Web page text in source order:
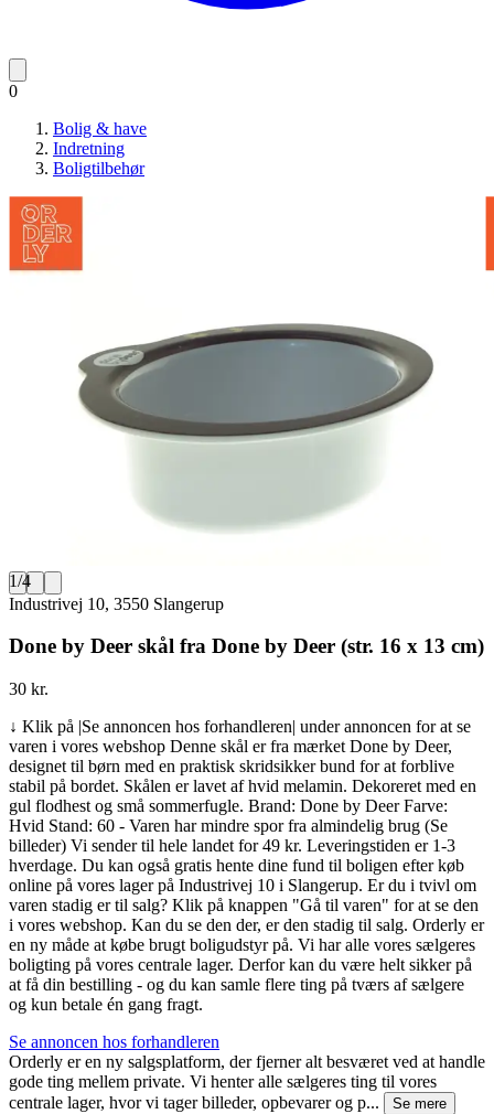
0
Bolig & have
Indretning
Boligtilbehør
1/4
Industrivej 10, 3550 Slangerup
Done by Deer skål fra Done by Deer (str. 16 x 13 cm)
30 kr.
↓ Klik på |Se annoncen hos forhandleren| under annoncen for at se
varen i vores webshop Denne skål er fra mærket Done by Deer,
designet til børn med en praktisk skridsikker bund for at forblive
stabil på bordet. Skålen er lavet af hvid melamin. Dekoreret med en
gul flodhest og små sommerfugle. Brand: Done by Deer Farve:
Hvid Stand: 60 - Varen har mindre spor fra almindelig brug (Se
billeder) Vi sender til hele landet for 49 kr. Leveringstiden er 1-3
hverdage. Du kan også gratis hente dine fund til boligen efter køb
online på vores lager på Industrivej 10 i Slangerup. Er du i tvivl om
varen stadig er til salg? Klik på knappen "Gå til varen" for at se den
i vores webshop. Kan du se den der, er den stadig til salg. Orderly er
en ny måde at købe brugt boligudstyr på. Vi har alle vores sælgeres
boligting på vores centrale lager. Derfor kan du være helt sikker på
at få din bestilling - og du kan samle flere ting på tværs af sælgere
og kun betale én gang fragt.
Se annoncen hos forhandleren
Orderly er en ny salgsplatform, der fjerner alt besværet ved at handle
gode ting mellem private. Vi henter alle sælgeres ting til vores
centrale lager, hvor vi tager billeder, opbevarer og p...
Se mere